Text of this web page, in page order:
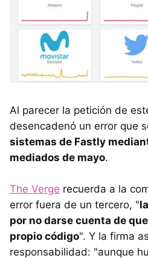
Al parecer la petición de
desencadenó un error que
sistemas de Fastly
mediados de mayo.
The Verge recuerda a la
error fuera de un tercero, "
por no darse cuenta de
propio código". Y la firma
responsabilidad: "aunque